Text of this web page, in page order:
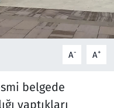
A- A+
belgede
yaptıkları